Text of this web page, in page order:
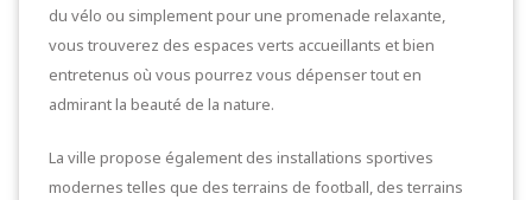
du vélo ou simplement pour une promenade relaxante,
vous trouverez des espaces verts accueillants et bien
entretenus où vous pourrez vous dépenser tout en
admirant la beauté de la nature.
La ville propose également des installations sportives
modernes telles que des terrains de football, des terrains